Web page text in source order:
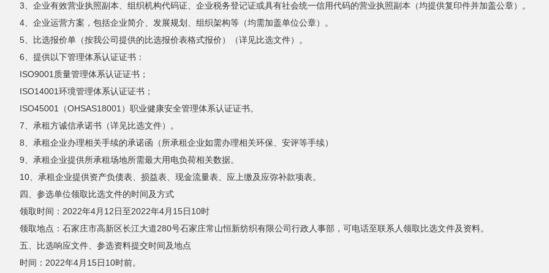
3、企业有效营业执照副本、组织机构代码证、企业税务登记证或具有社会统一信用代码的营业执照副本（均提供复印件并加盖公章）。
4、企业运营方案，包括企业简介、发展规划、组织架构等（均需加盖单位公章）。
5、比选报价单（按我公司提供的比选报价表格式报价）（详见比选文件）。
6、提供以下管理体系认证证书：
ISO9001质量管理体系认证证书；
ISO14001环境管理体系认证证书；
ISO45001（OHSAS18001）职业健康安全管理体系认证证书。
7、承租方诚信承诺书（详见比选文件）。
8、承租企业办理相关手续的承诺函（所承租企业如需办理相关环保、安评等手续）
9、承租企业提供所承租场地所需最大用电负荷相关数据。
10、承租企业提供资产负债表、损益表、现金流量表、应上缴及应弥补款项表。
四、参选单位领取比选文件的时间及方式
领取时间：2022年4月12日至2022年4月15日10时
领取地点：石家庄市高新区长江大道280号石家庄常山恒新纺织有限公司行政人事部，可电话至联系人领取比选文件及资料。
五、比选响应文件、参选资料提交时间及地点
时间：2022年4月15日10时前。